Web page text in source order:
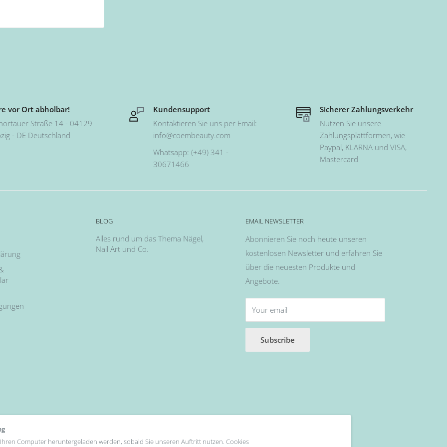
ist und dass
oder CND™ LED-
soll.
vor Ort abholbar!
Straße 14 - 04129
- DE Deutschland
Kundensupport
Kontaktieren Sie uns per Email:
info@coembeauty.com
Whatsapp: (+49) 341 -
30671466
Sicherer Zahlungsverkehr
Nutzen Sie unsere
Zahlungsplattformen, wie
Paypal, KLARNA und VISA,
Mastercard
BLOG
Alles rund um das Thema Nägel,
Nail Art und Co.
EMAIL NEWSLETTER
Abonnieren Sie noch heute unseren
kostenlosen Newsletter und erfahren Sie
über die neuesten Produkte und
Angebote.
Your email
Subscribe
Computer heruntergeladen werden, sobald Sie unseren Auftritt nutzen. Cookies